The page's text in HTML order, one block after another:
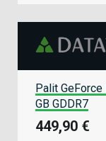
Palit GeForce
GB GDDR7
449,90 €